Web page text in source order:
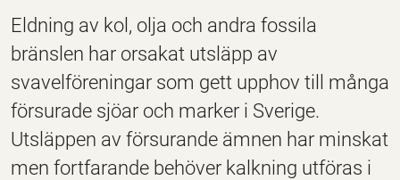
Eldning av kol, olja och andra fossila
bränslen har orsakat utsläpp av
svavelföreningar som gett upphov till många
försurade sjöar och marker i Sverige.
Utsläppen av försurande ämnen har minskat
men fortfarande behöver kalkning utföras i